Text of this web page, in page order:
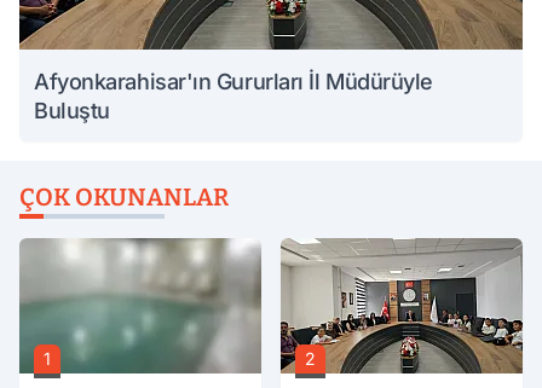
Afyonkarahisar'ın Gururları İl Müdürüyle
Buluştu
ÇOK OKUNANLAR
1 2